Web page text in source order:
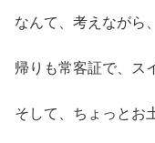
なんて、考えながら、
帰りも常客証で、ス
そして、ちょっとお